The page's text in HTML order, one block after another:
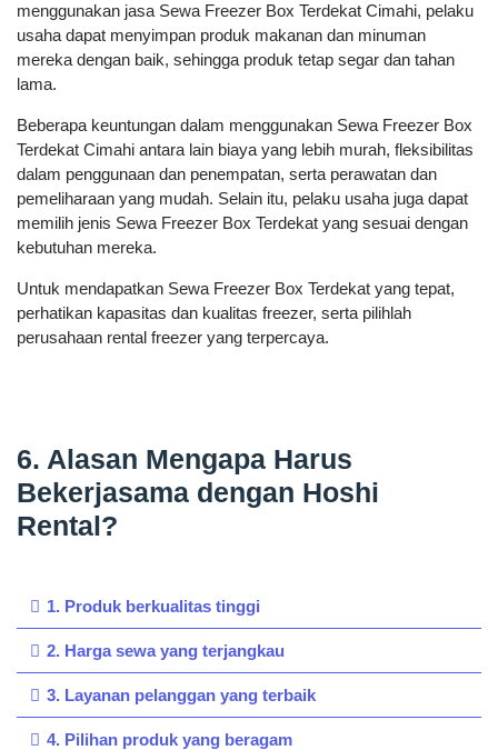
menggunakan jasa Sewa Freezer Box Terdekat Cimahi, pelaku
usaha dapat menyimpan produk makanan dan minuman
mereka dengan baik, sehingga produk tetap segar dan tahan
lama.
Beberapa keuntungan dalam menggunakan Sewa Freezer Box
Terdekat Cimahi antara lain biaya yang lebih murah, fleksibilitas
dalam penggunaan dan penempatan, serta perawatan dan
pemeliharaan yang mudah. Selain itu, pelaku usaha juga dapat
memilih jenis Sewa Freezer Box Terdekat yang sesuai dengan
kebutuhan mereka.
Untuk mendapatkan Sewa Freezer Box Terdekat yang tepat,
perhatikan kapasitas dan kualitas freezer, serta pilihlah
perusahaan rental freezer yang terpercaya.
6. Alasan Mengapa Harus
Bekerjasama dengan Hoshi
Rental?
1. Produk berkualitas tinggi
2. Harga sewa yang terjangkau
3. Layanan pelanggan yang terbaik
4. Pilihan produk yang beragam